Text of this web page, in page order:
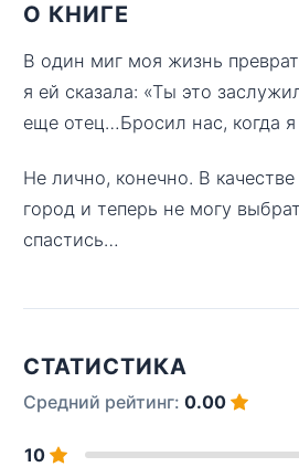
О КНИГЕ
В один миг моя жизнь
я ей сказала: «Ты это
еще отец…Бросил нас, когда
Не лично, конечно. В
город и теперь не могу
спастись…
СТАТИСТИКА
Средний рейтинг: 0.00
10